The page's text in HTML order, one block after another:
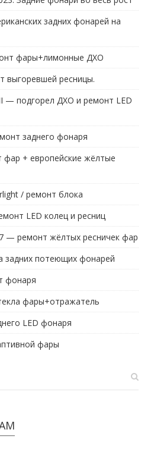
задних фонарей на
фары+лимонные ДХО
выгоревшей ресницы.
— подгорел ДХО и ремонт LED
заднего фонаря
+ европейские жёлтые
/ ремонт блока
LED колец и ресниц
— ремонт жёлтых ресничек фар
задних потеющих фонарей
фонаря
фары+отражатель
LED фонаря
фары